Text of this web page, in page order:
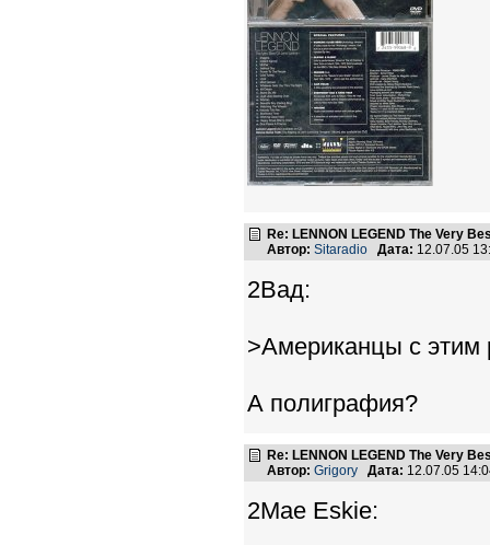
Re: LENNON LEGEND The Very
Автор: Sitaradio Дата: 12.07.05
2Вад:
>Американцы с этим
А полиграфия?
Re: LENNON LEGEND The Very
Автор: Grigory Дата: 12.07.05
2Mae Eskie: